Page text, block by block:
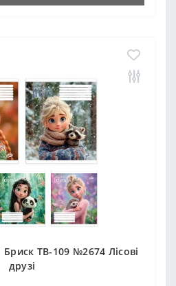
Бриск ТВ-109 №2674 Лiсовi
друзi